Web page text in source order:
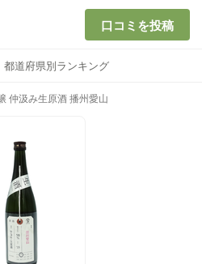
口コミを投稿
都道府県別ランキング
仲汲み生原酒 播州愛山